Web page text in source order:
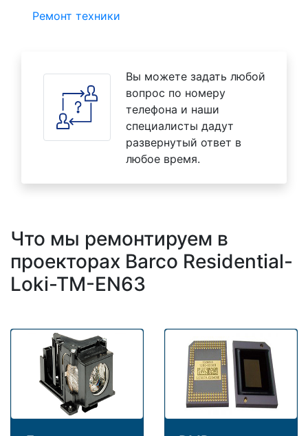
Ремонт техники
Вы можете задать любой
вопрос по номеру
телефона и наши
специалисты дадут
развернутый ответ в
любое время.
Что мы ремонтируем в
проекторах Barco Residential-
Loki-TM-EN63